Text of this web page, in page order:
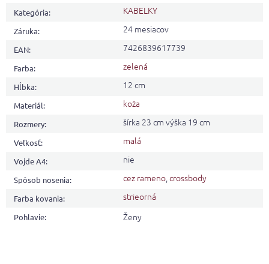
Kategória: KABELKY
Záruka: 24 mesiacov
EAN: 7426839617739
Farba: zelená
Hĺbka: 12 cm
Materiál: koža
Rozmery: šírka 23 cm výška 19 cm
Veľkosť: malá
Vojde A4: nie
Spôsob nosenia: cez rameno,crossbody
Farba kovania: strieorná
Pohlavie: Ženy